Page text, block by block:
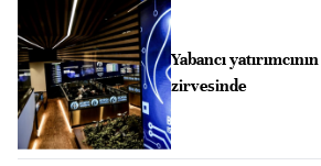
Yabancı
zirvesinde